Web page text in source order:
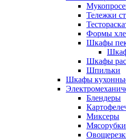
Тележки
Формы
Шкафы
Шкафы
Шпильки
Шкафы
Блендеры
Миксеры